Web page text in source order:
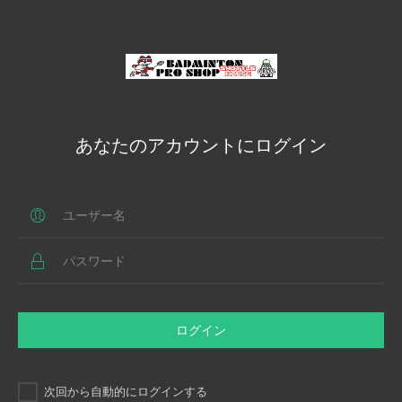
あなたのアカウントにログイン
ログイン
次回から自動的にログインする